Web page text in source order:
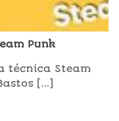
Punk
técnica Steam
[...]